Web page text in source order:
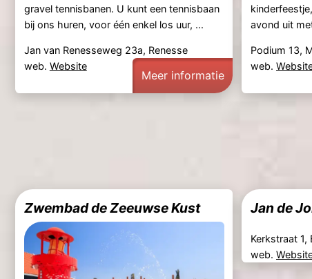
gravel tennisbanen. U kunt een tennisbaan
bij ons huren, voor één enkel los uur, ...
Jan van Renesseweg 23a, Renesse
web. Website
Meer informatie
avond uit
Podium 13,
web.
Zwembad de Zeeuwse Kust Jan de
Kerkstraat
web.